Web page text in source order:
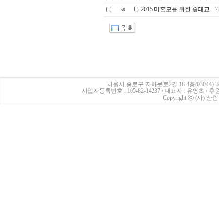
58 2015 미혼모를 위한 숲태교 -
서울시 종로구 자하문로2길 18 4층(03044)
사업자등록번호 : 105-82-14237 / 대표자 : 유영초 /
Copyright ⓒ (사) 산림